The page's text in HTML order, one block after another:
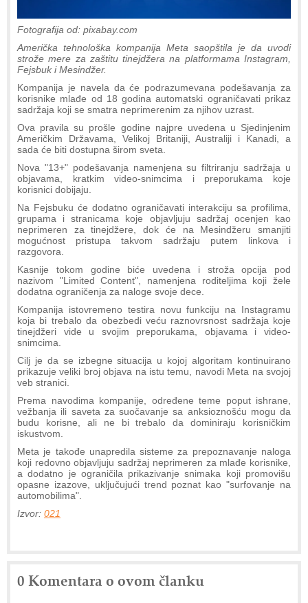
Fotografija od: pixabay.com
Američka tehnološka kompanija Meta saopštila je da uvodi
strože mere za zaštitu tinejdžera na platformama Instagram,
Fejsbuk i Mesindžer.
Kompanija je navela da će podrazumevana podešavanja za
korisnike mlađe od 18 godina automatski ograničavati prikaz
sadržaja koji se smatra neprimerenim za njihov uzrast.
Ova pravila su prošle godine najpre uvedena u Sjedinjenim
Američkim Državama, Velikoj Britaniji, Australiji i Kanadi, a
sada će biti dostupna širom sveta.
Nova "13+" podešavanja namenjena su filtriranju sadržaja u
objavama, kratkim video-snimcima i preporukama koje
korisnici dobijaju.
Na Fejsbuku će dodatno ograničavati interakciju sa profilima,
grupama i stranicama koje objavljuju sadržaj ocenjen kao
neprimeren za tinejdžere, dok će na Mesindžeru smanjiti
mogućnost pristupa takvom sadržaju putem linkova i
razgovora.
Kasnije tokom godine biće uvedena i stroža opcija pod
nazivom "Limited Content", namenjena roditeljima koji žele
dodatna ograničenja za naloge svoje dece.
Kompanija istovremeno testira novu funkciju na Instagramu
koja bi trebalo da obezbedi veću raznovrsnost sadržaja koje
tinejdžeri vide u svojim preporukama, objavama i video-
snimcima.
Cilj je da se izbegne situacija u kojoj algoritam kontinuirano
prikazuje veliki broj objava na istu temu, navodi Meta na svojoj
veb stranici.
Prema navodima kompanije, određene teme poput ishrane,
vežbanja ili saveta za suočavanje sa anksioznošću mogu da
budu korisne, ali ne bi trebalo da dominiraju korisničkim
iskustvom.
Meta je takođe unapredila sisteme za prepoznavanje naloga
koji redovno objavljuju sadržaj neprimeren za mlađe korisnike,
a dodatno je ograničila prikazivanje snimaka koji promovišu
opasne izazove, uključujući trend poznat kao "surfovanje na
automobilima".
Izvor: 021
0 Komentara o ovom članku